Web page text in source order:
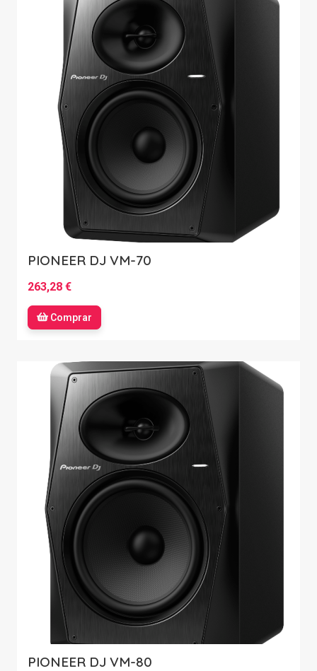
PIONEER DJ VM-70
263,28 €
Comprar
PIONEER DJ VM-80